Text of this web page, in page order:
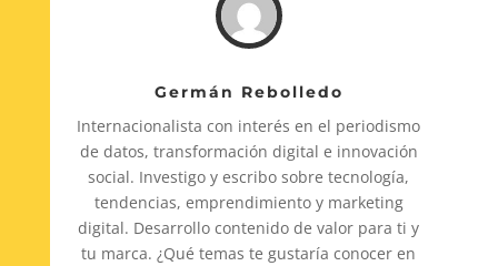
Germán Rebolledo
Internacionalista con interés en el periodismo
de datos, transformación digital e innovación
social. Investigo y escribo sobre tecnología,
tendencias, emprendimiento y marketing
digital. Desarrollo contenido de valor para ti y
tu marca. ¿Qué temas te gustaría conocer en